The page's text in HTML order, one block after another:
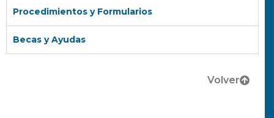
Procedimientos y Formularios
Becas y Ayudas
Volver